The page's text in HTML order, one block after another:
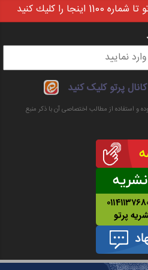
را كليك كنيد
پرتو کلیک کنید
و استفاده از مطالب اختصاصی آن با ذکر منبع